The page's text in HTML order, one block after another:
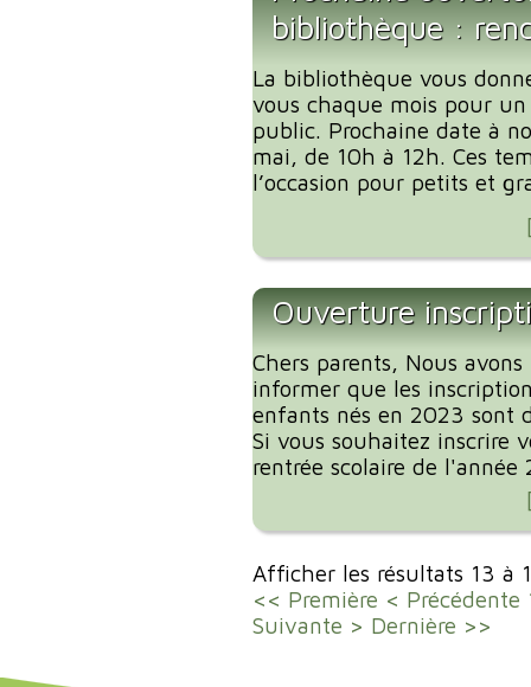
bibliothèque :
La bibliothèque vous
vous chaque mois pour
public. Prochaine date à
mai, de 10h à 12h. Ces
l’occasion pour petits et
Ouverture
Chers parents, Nous
informer que les
enfants nés en 2023 sont
Si vous souhaitez inscrire
rentrée scolaire de
Afficher les résultats 13 à
<< Première < Précédente
Suivante > Dernière >>